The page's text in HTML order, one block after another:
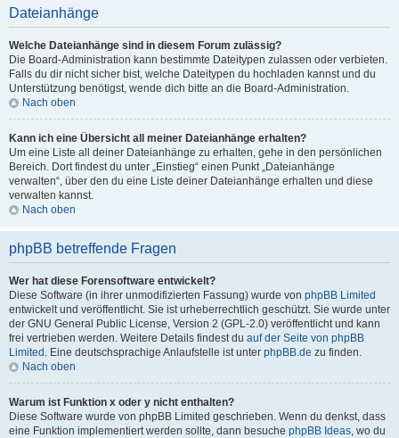
Dateianhänge
Welche Dateianhänge sind in diesem Forum zulässig?
Die Board-Administration kann bestimmte Dateitypen zulassen oder verbieten.
Falls du dir nicht sicher bist, welche Dateitypen du hochladen kannst und du
Unterstützung benötigst, wende dich bitte an die Board-Administration.
Nach oben
Kann ich eine Übersicht all meiner Dateianhänge erhalten?
Um eine Liste all deiner Dateianhänge zu erhalten, gehe in den persönlichen
Bereich. Dort findest du unter „Einstieg“ einen Punkt „Dateianhänge
verwalten“, über den du eine Liste deiner Dateianhänge erhalten und diese
verwalten kannst.
Nach oben
phpBB betreffende Fragen
Wer hat diese Forensoftware entwickelt?
Diese Software (in ihrer unmodifizierten Fassung) wurde von phpBB Limited
entwickelt und veröffentlicht. Sie ist urheberrechtlich geschützt. Sie wurde unter
der GNU General Public License, Version 2 (GPL-2.0) veröffentlicht und kann
frei vertrieben werden. Weitere Details findest du auf der Seite von phpBB
Limited . Eine deutschsprachige Anlaufstelle ist unter phpBB.de zu finden.
Nach oben
Warum ist Funktion x oder y nicht enthalten?
Diese Software wurde von phpBB Limited geschrieben. Wenn du denkst, dass
eine Funktion implementiert werden sollte, dann besuche phpBB Ideas, wo du